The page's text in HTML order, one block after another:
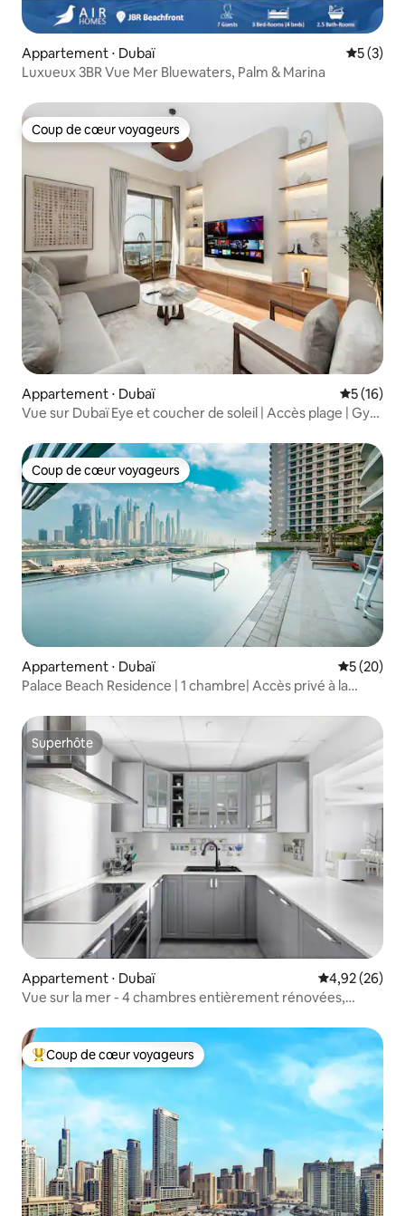
Appartement ⋅ Dubaï
5 (3)
Luxueux 3BR Vue Mer Bluewaters, Palm & Marina
Coup de cœur voyageurs
Coup de cœur voyageurs
Appartement ⋅ Dubaï
5 (16)
Vue sur Dubaï Eye et coucher de soleil | Accès plage | Gym
Coup de cœur voyageurs
Coup de cœur voyageurs
Appartement ⋅ Dubaï
5 (20)
Palace Beach Residence | 1 chambre| Accès privé à la
Superhôte
Superhôte
Appartement ⋅ Dubaï Évaluation
4,92 (26)
Vue sur la mer - 4 chambres entièrement rénovées,
Coups de cœur voyageurs les plus appréciés
Coup de cœur voyageurs